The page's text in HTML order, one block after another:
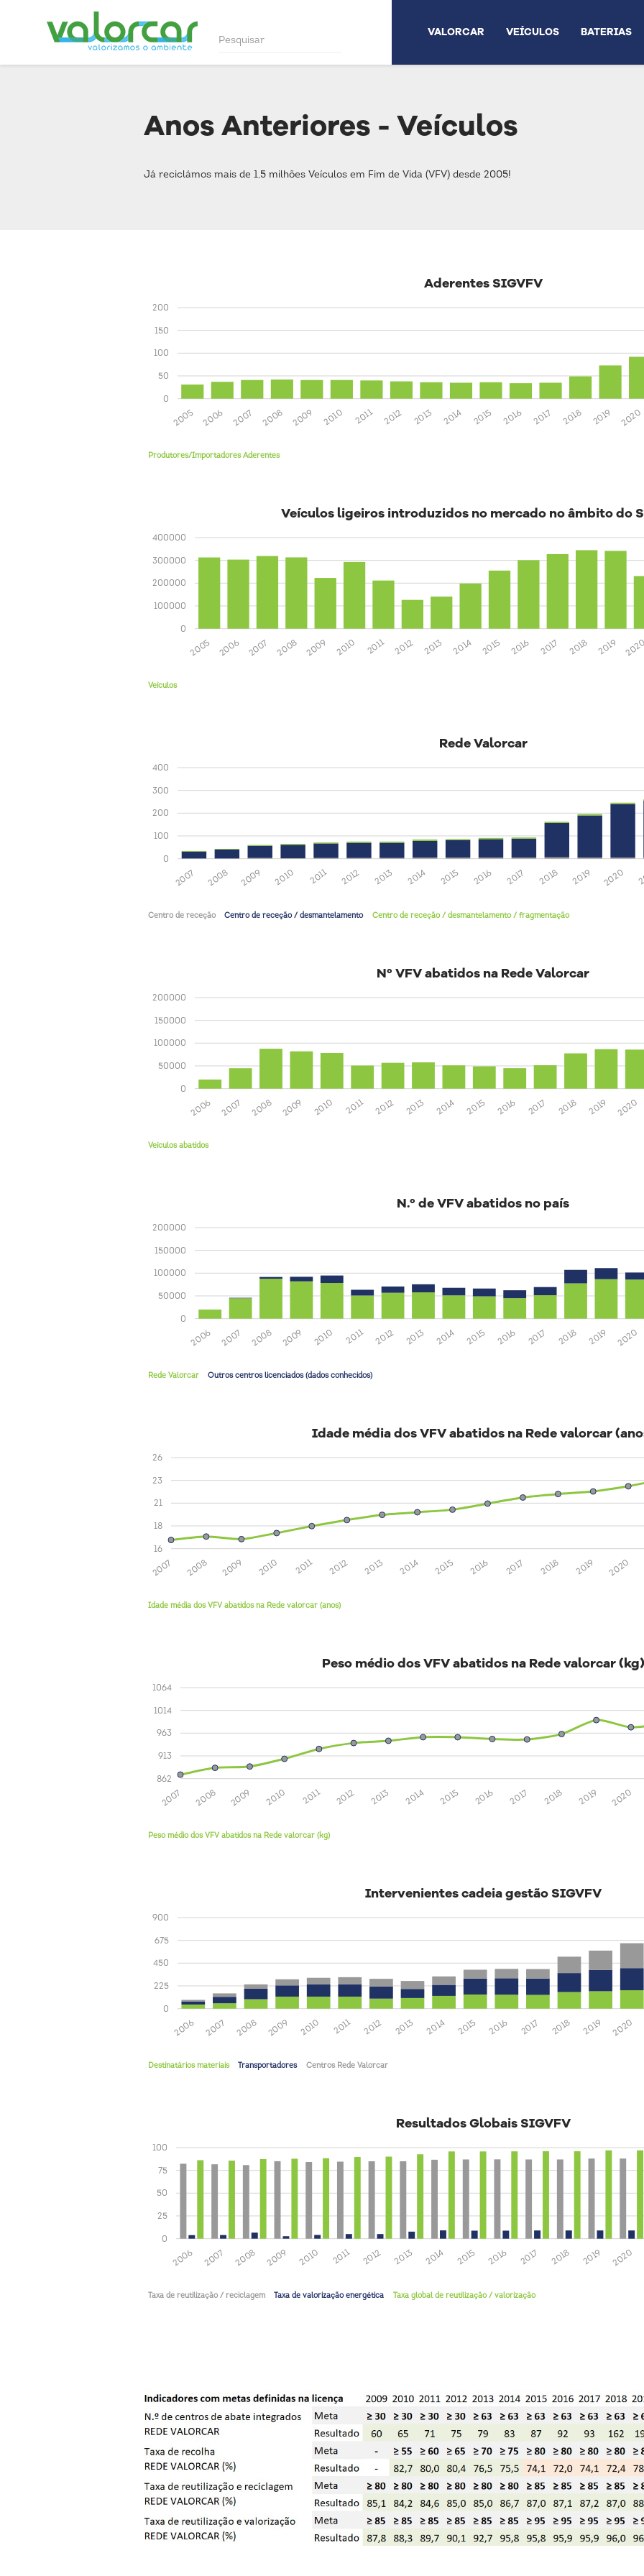
VALORCAR VEÍCULOS BATERIAS
Anos Anteriores - Veículos
Já reciclámos mais de 1,5 milhões Veículos em Fim de Vida (VFV) desde 2005!
Aderentes SIGVFV
0
50
100
150
200
2020
2019
2018
2017
2016
2015
2014
2013
2012
2011
2010
2009
2008
2007
2006
2005
Produtores/Importadores Aderentes
Veículos ligeiros introduzidos no mercado no âmbito do
0
100000
200000
300000
400000
2020
2019
2018
2017
2016
2015
2014
2013
2012
2011
2010
2009
2008
2007
2006
2005
Veículos
Rede Valorcar
0
100
200
300
400
2020
2019
2018
2017
2016
2015
2014
2013
2012
2011
2010
2009
2008
2007
Centro de receção Centro de receção / desmantelamento Centro de receção / desmantelamento / fragmentação
Nº VFV abatidos na Rede Valorcar
0
50000
100000
150000
200000
2020
2019
2018
2017
2016
2015
2014
2013
2012
2011
2010
2009
2008
2007
2006
Veículos abatidos
N.º de VFV abatidos no país
0
50000
100000
150000
200000
2020
2019
2018
2017
2016
2015
2014
2013
2012
2011
2010
2009
2008
2007
2006
Rede Valorcar Outros centros licenciados (dados conhecidos)
Idade média dos VFV abatidos na Rede valorcar
16
18
21
23
26
2020
2019
2018
2017
2016
2015
2014
2013
2012
2011
2010
2009
2008
2007
Idade média dos VFV abatidos na Rede valorcar (anos)
Peso médio dos VFV abatidos na Rede valorcar (kg)
862
913
963
1014
1064
2020
2019
2018
2017
2016
2015
2014
2013
2012
2011
2010
2009
2008
2007
Peso médio dos VFV abatidos na Rede valorcar (kg)
Intervenientes cadeia gestão SIGVFV
0
225
450
675
900
2020
2019
2018
2017
2016
2015
2014
2013
2012
2011
2010
2009
2008
2007
2006
Destinatários materiais Transportadores Centros Rede Valorcar
Resultados Globais SIGVFV
0
25
50
75
100
2020
2019
2018
2017
2016
2015
2014
2013
2012
2011
2010
2009
2008
2007
2006
Taxa de reutilização / reciclagem Taxa de valorização energética Taxa global de reutilização / valorização